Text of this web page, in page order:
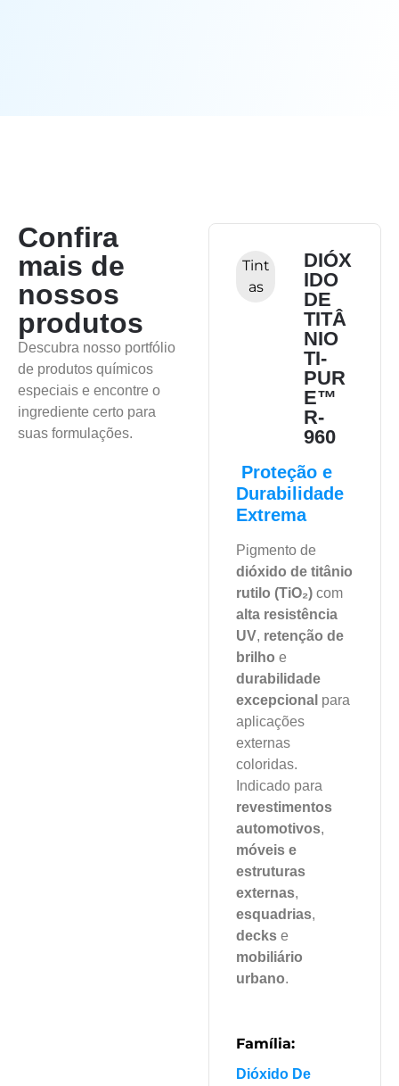
Confira
mais de
nossos
produtos
Descubra nosso portfólio
de produtos químicos
especiais e encontre o
ingrediente certo para
suas formulações.
CSM
40(33
05)
Borr
ach
a
Elastômero
resistente ao
ozônio, ácidos e
solventes.
DIÓX
IDO
DE
TITÂ
NIO
TI-
PUR
E™
R-
960
Tint
as
Proteção e
Durabilidade
Extrema
Pigmento de
dióxido de titânio
rutilo (TiO₂)com
alta resistência
UV,retenção de
brilhoe
durabilidade
excepcionalpara
aplicações
externas
coloridas.
Indicado para
revestimentos
automotivos,
móveis e
estruturas
externas,
esquadrias,
deckse
mobiliário
urbano.
Família:
Dióxido De